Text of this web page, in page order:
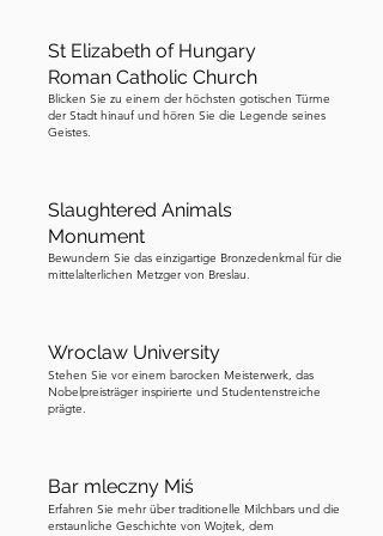
einzige Ort, an dem eine malerische
Tradition aus dem neunzehnten
Jahrhundert am Leben bleibt. Jeden
Abend bei Einbruch der Dämmerung
entzünden, etwa 103 Lampen
insgesamt. Gekleidet in ein schwarzes
Cape und Zylinder, trägt er eine lange
Wenn Sie zur richtigen Zeit kurz vor der
Dämmerung hier sind, können Sie ihn
dabei erwischen, wie er die Lampen
Stangenspitze entzündet, wobei jedes
Mal ein leises Ploppen ertönt, wenn
St Elizabeth of Hungary
Roman Catholic Church
Blicken Sie zu einem der höchsten gotischen Türme
der Stadt hinauf und hören Sie die Legende seines
Geistes.
Slaughtered Animals
Monument
Bewundern Sie das einzigartige Bronzedenkmal für die
mittelalterlichen Metzger von Breslau.
Wroclaw University
Stehen Sie vor einem barocken Meisterwerk, das
Nobelpreisträger inspirierte und Studentenstreiche
prägte.
Bar mleczny Miś
Erfahren Sie mehr über traditionelle Milchbars und die
erstaunliche Geschichte von Wojtek, dem